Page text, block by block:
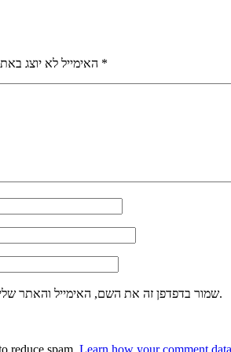
האימייל לא יוצג *
שמור בדפדפן זה את השם, האימייל והאתר שלי לפעם הבאה שאגיב.